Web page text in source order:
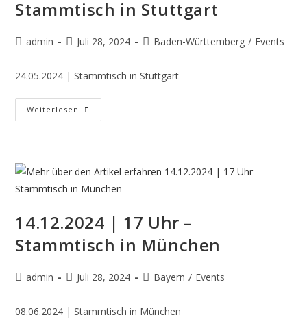
Stammtisch in Stuttgart
admin Juli 28, 2024 Baden-Württemberg / Events
24.05.2024 | Stammtisch in Stuttgart
Weiterlesen
14.12.2024 | 17 Uhr –
Stammtisch in München
admin Juli 28, 2024 Bayern / Events
08.06.2024 | Stammtisch in München